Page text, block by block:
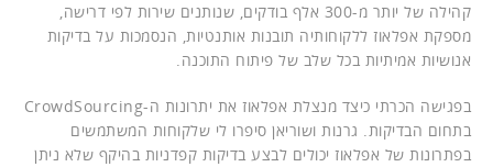
קהילה של יותר מ-300 אלף בודקים, שנותנים שירות לפי דרישה,
מספקת אפלאוז ללקוחותיה תובנות אותנטיות, הנסמכות על בדיקות
אנושיות אמיתיות בכל שלב של פיתוח התוכנה.
בפגישה הכרתי כיצד מנצלת אפלאוז את יתרונות ה-CrowdSourcing
בתחום הבדיקות. גרנות ושוריאן סיפרו לי שלקוחות המשתמשים
בפתרונות של אפלאוז יכולים לבצע בדיקות קפדניות בהיקף שלא ניתן